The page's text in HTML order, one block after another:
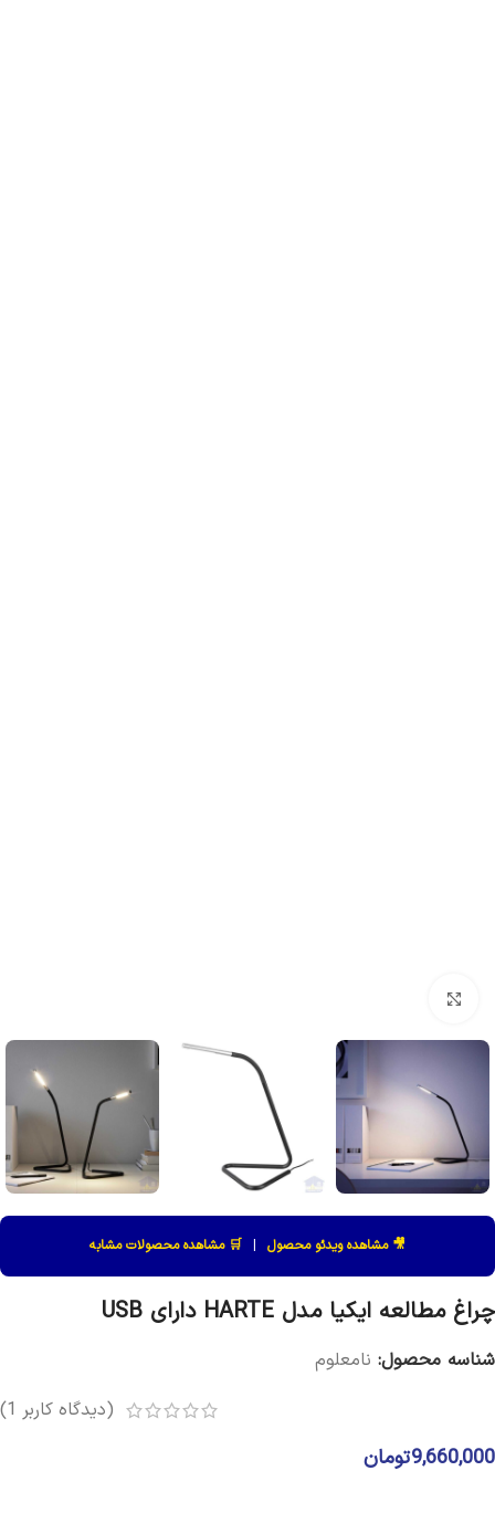
🎥 مشاهده ویدئو محصول 🛒 مشاهده محصولات مشابه
چراغ مطالعه ایکیا مدل HARTE دارای USB
شناسه محصول: نامعلوم
(دیدگاه کاربر 1
)
9,660,000تومان